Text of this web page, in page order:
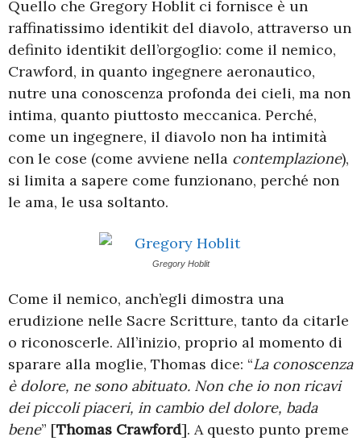
Quello che Gregory Hoblit ci fornisce è un
raffinatissimo identikit del diavolo, attraverso un
definito identikit dell’orgoglio: come il nemico,
Crawford, in quanto ingegnere aeronautico,
nutre una conoscenza profonda dei cieli, ma non
intima, quanto piuttosto meccanica. Perché,
come un ingegnere, il diavolo non ha intimità
con le cose (come avviene nella contemplazione),
si limita a sapere come funzionano, perché non
le ama, le usa soltanto.
Gregory Hoblit
Come il nemico, anch’egli dimostra una
erudizione nelle Sacre Scritture, tanto da citarle
o riconoscerle. All’inizio, proprio al momento di
sparare alla moglie, Thomas dice: “La conoscenza
è dolore, ne sono abituato. Non che io non ricavi
dei piccoli piaceri, in cambio del dolore, bada
bene” [Thomas Crawford]. A questo punto preme